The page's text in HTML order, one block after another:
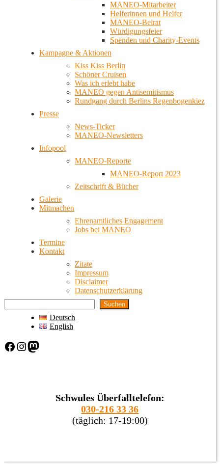
MANEO-Mitarbeiter
Helferinnen und Helfer
MANEO-Beirat
Würdigungsfeier
Spenden und Charity-Events
Kampagne & Aktionen
Kiss Kiss Berlin
Schöner Cruisen
Was ich erlebt habe
MANEO gegen Antisemitismus
Rundgang durch Berlins Regenbogenkiez
Presse
News-Ticker
MANEO-Newsletters
Infopool
MANEO-Reporte
MANEO-Report 2023
Zeitschrift & Bücher
Galerie
Mitmachen
Ehrenamtliches Engagement
Jobs bei MANEO
Termine
Kontakt
Zitate
Impressum
Disclaimer
Datenschutzerklärung
Suchen
Deutsch
English
Facebook Instagram Mastodon
Schwules Überfalltelefon:
030-216 33 36
(täglich: 17-19:00)